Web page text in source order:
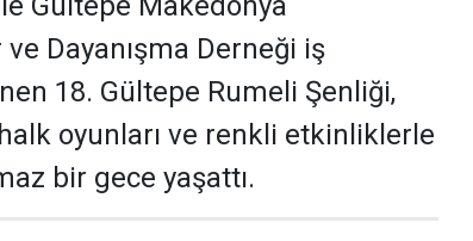
Dayanışma Derneği iş
18. Gültepe Rumeli Şenliği,
oyunları ve renkli etkinliklerle
bir gece yaşattı.